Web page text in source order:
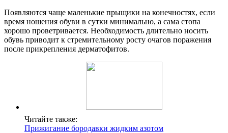
Появляются чаще маленькие прыщики на конечностях, если
время ношения обуви в сутки минимально, а сама стопа
хорошо проветривается. Необходимость длительно носить
обувь приводит к стремительному росту очагов поражения
после прикрепления дерматофитов.
Читайте также:
Прижигание бородавки жидким азотом